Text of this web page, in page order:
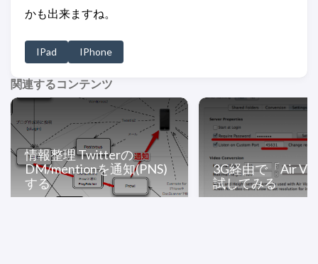
かも出来ますね。
IPad IPhone
関連するコンテンツ
情報整理 Twitterの
DM/mentionを通知(PNS)
する
3G経由で「Air
試してみる